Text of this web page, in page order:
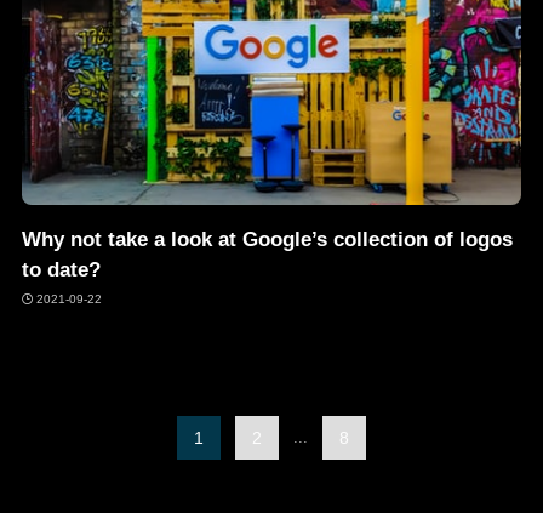
Why not take a look at Google’s collection of logos
to date?
2021-09-22
1 2 8